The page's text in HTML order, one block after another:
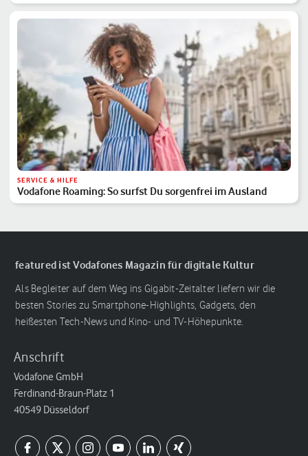
SERVICE & HILFE
Vodafone Roaming: So surfst Du sorgenfrei im Ausland
featured ist Vodafones Magazin für digitale Kultur
Als Begleiter auf dem Weg ins Gigabit-Zeitalter liefern wir die
besten Stories zu Smartphone-Highlights, Gadgets, den
heißesten Tech-News und Kino- und TV-Höhepunkte.
Anschrift
Vodafone GmbH
Ferdinand-Braun-Platz 1
40549 Düsseldorf